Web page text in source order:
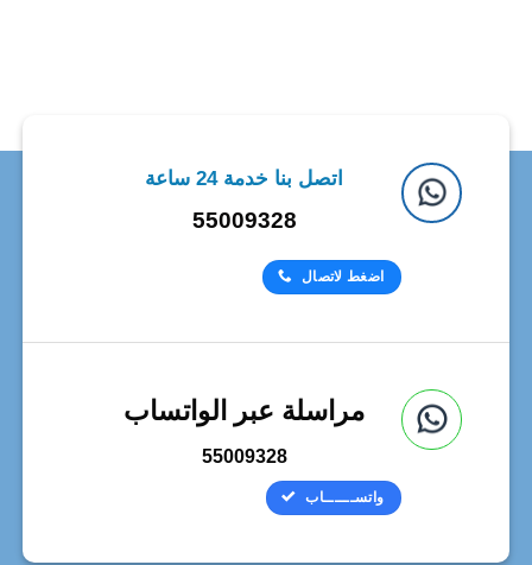
اتصل بنا خدمة 24 ساعة
55009328
اضغط لاتصال
مراسلة عبر الواتساب
55009328
واتســــــاب